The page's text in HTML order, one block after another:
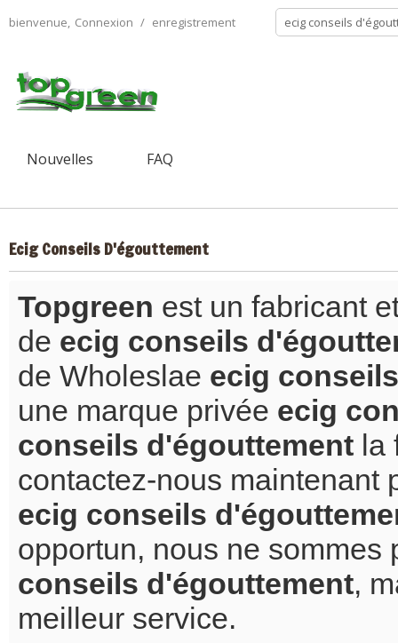
bienvenue, Connexion / enregistrement
Nouvelles FAQ
Ecig Conseils D'égouttement
Topgreen est un fabricant
de ecig conseils
de Wholeslae ecig
une marque privée ecig
conseils d'égouttement la
contactez-nous maintenant
ecig conseils
opportun, nous ne
conseils d'égouttement,
meilleur service.